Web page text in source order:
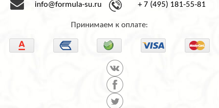
info@formula-su.ru + 7 (495) 181-55-81
Принимаем к оплате: